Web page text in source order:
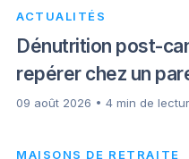
ACTUALITÉS
Dénutrition post-
repérer chez un
09 août 2026 • 4 min de
MAISONS DE RETRAITE